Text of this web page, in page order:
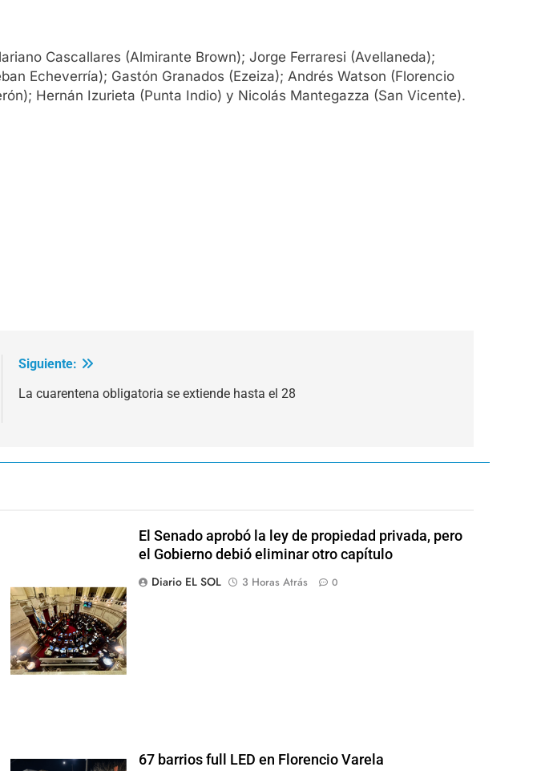
Cascallares (Almirante Brown); Jorge Ferraresi (Avellaneda);
Echeverría); Gastón Granados (Ezeiza); Andrés Watson (Florencio
Hernán Izurieta (Punta Indio) y Nicolás Mantegazza (San Vicente).
Siguiente:
La cuarentena obligatoria se extiende hasta el 28
El Senado aprobó la ley de propiedad privada, pero
el Gobierno debió eliminar otro capítulo
Diario EL SOL
3 Horas Atrás 0
67 barrios full LED en Florencio Varela